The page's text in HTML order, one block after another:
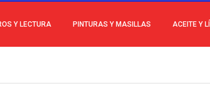
Y LECTURA PINTURAS Y MASILLAS ACEITE Y